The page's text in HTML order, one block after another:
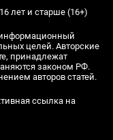
лет и старше (16+)
целей. Авторские
принадлежат
законом РФ.
авторов статей.
ссылка на